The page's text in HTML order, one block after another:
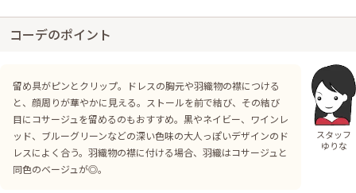
コーデのポイント
留め具がピンとクリップ。ドレスの胸元や羽織物の襟につける
と、顔周りが華やかに見える。ストールを前で結び、その結び
目にコサージュを留めるのもおすすめ。黒やネイビー、ワインレ
ッド、ブルーグリーンなどの深い色味の大人っぽいデザインのド
レスによく合う。羽織物の襟に付ける場合、羽織はコサージュと
同色のベージュが◎。
スタッフ
ゆりな